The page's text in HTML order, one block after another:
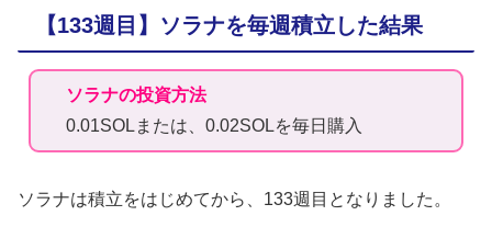
【133週目】ソラナを毎週積立した結果
ソラナの投資方法
0.01SOLまたは、0.02SOLを毎日購入
ソラナは積立をはじめてから、133週目となりました。